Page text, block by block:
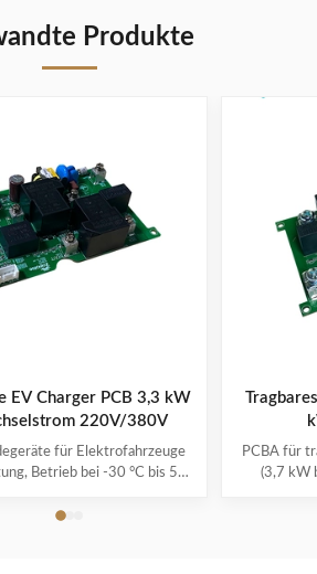
Produkte
EV Charger PCB 3,3 kW
220V/380V
für Elektrofahrzeuge
Betrieb bei -30 °C bis 50
wichtigen EV-Modelle mit
PCBA für
(3,7 kW